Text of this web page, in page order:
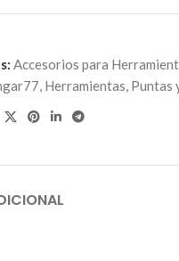
Accesorios para
, Herramientas, Puntas